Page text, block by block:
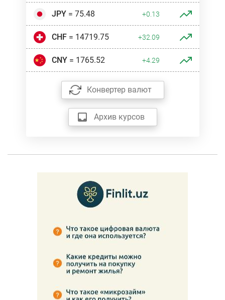
JPY= 75.48 +0.13
CHF= 14719.75 +32.09
CNY= 1765.52 +4.29
Конвертер валют
Архив курсов